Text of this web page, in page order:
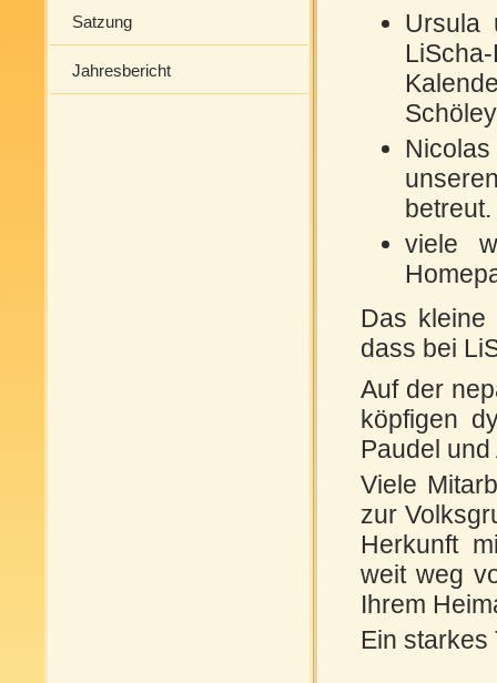
Satzung
Jahresbericht
Ursula
betreut.
viele
Das kleine
dass bei
Auf der
köpfigen
Paudel
Viele
zur
Herkunft
weit weg
Ihrem
Ein starkes